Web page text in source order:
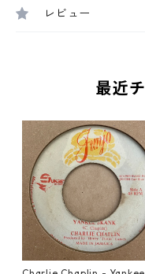
レビュー
最近